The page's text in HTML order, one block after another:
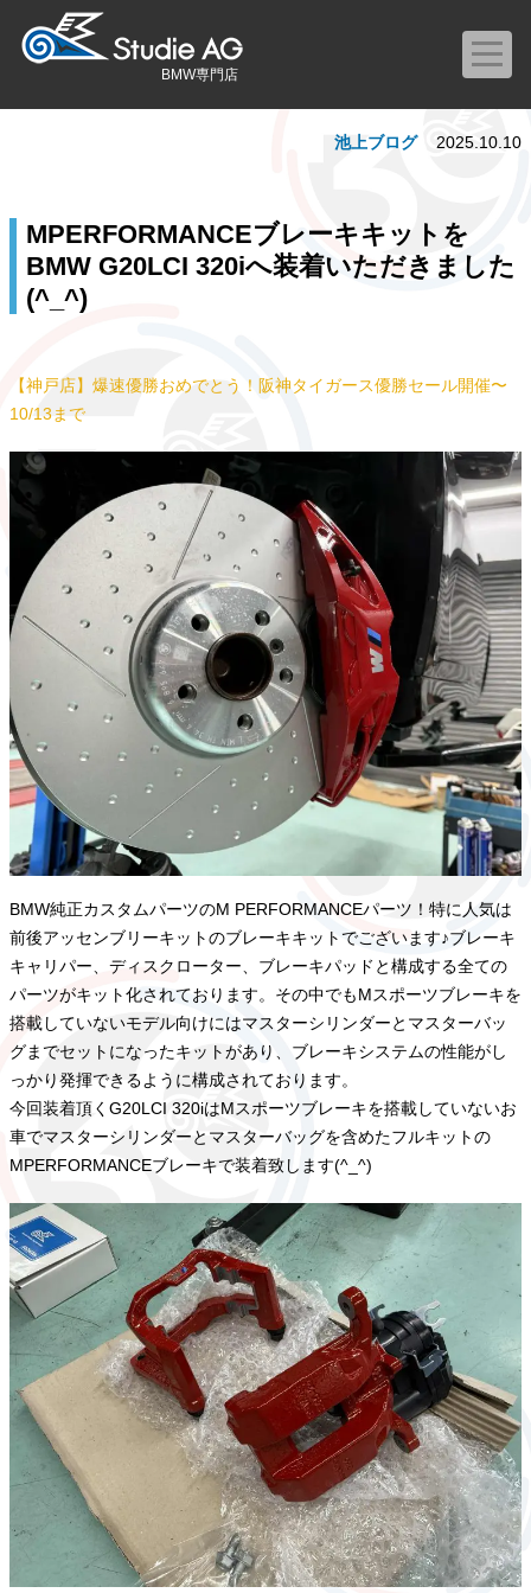
BMW専門店
MPERFORMANCEブレーキキットを
BMW G20LCI 320iへ装着いただきました
(^_^)
池上ブログ 2025.10.10
【神戸店】爆速優勝おめでとう！阪神タイガース優勝セール開催〜
10/13まで
BMW純正カスタムパーツのM PERFORMANCEパーツ！特に人気は
前後アッセンブリーキットのブレーキキットでございます♪ブレーキ
キャリパー、ディスクローター、ブレーキパッドと構成する全ての
パーツがキット化されております。その中でもMスポーツブレーキを
搭載していないモデル向けにはマスターシリンダーとマスターバッ
グまでセットになったキットがあり、ブレーキシステムの性能がし
っかり発揮できるように構成されております。
今回装着頂くG20LCI 320iはMスポーツブレーキを搭載していないお
車でマスターシリンダーとマスターバッグを含めたフルキットの
MPERFORMANCEブレーキで装着致します(^_^)